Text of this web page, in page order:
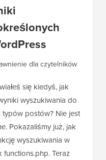
dla czytelników
się kiedyś, jak
wyszukiwania do
postów? Nie jest
Pokazaliśmy już, jak
wyszukiwania w
Teraz